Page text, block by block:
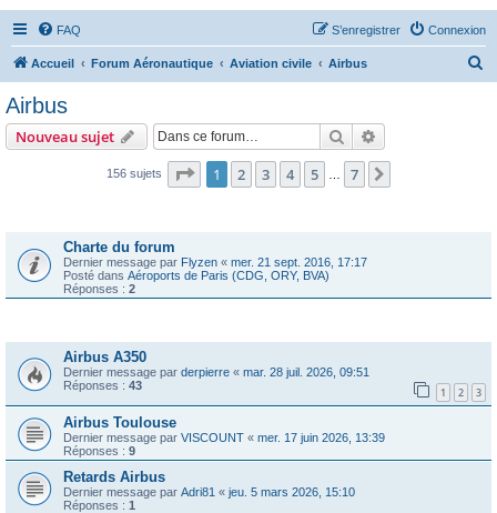
FAQ Connexion
S’enregistrer
Accueil Forum Aéronautique Aviation civile Airbus
r
Airbus
Nouveau sujet Rechercher
156 sujets Page 1sur7
1 2 3 4 5 7
Charte du forum
Dernier message par Flyzen « mer. 21 sept. 2016, 17:17
Posté dans Aéroports de Paris (CDG, ORY, BVA)
Réponses : 2
Airbus A350
Dernier message par derpierre « mar. 28 juil. 2026, 09:51
Réponses : 43 1 2 3
Airbus Toulouse
Dernier message par VISCOUNT « mer. 17 juin 2026, 13:39
Réponses : 9
Retards Airbus
Dernier message par Adri81 « jeu. 5 mars 2026, 15:10
Réponses : 1